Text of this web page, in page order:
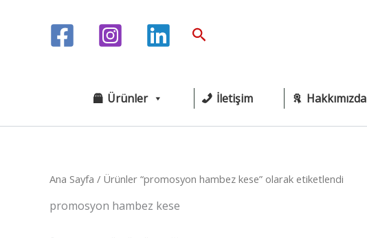
Arama
Ürünler İletişim Hakkımızda
Ana Sayfa / Ürünler “promosyon hambez kese” olarak etiketlendi
promosyon hambez kese